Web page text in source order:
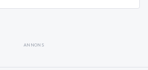
ANNONS